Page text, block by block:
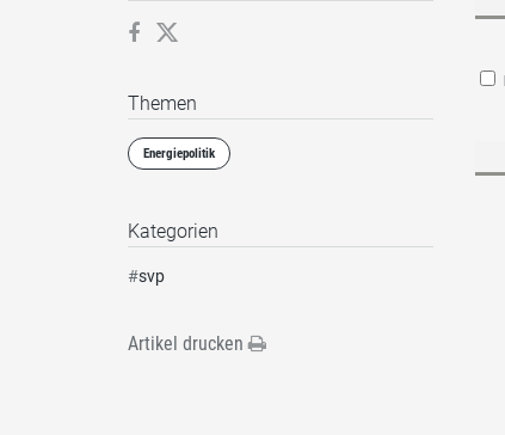
Themen
Energiepolitik
Kategorien
#svp
Artikel drucken